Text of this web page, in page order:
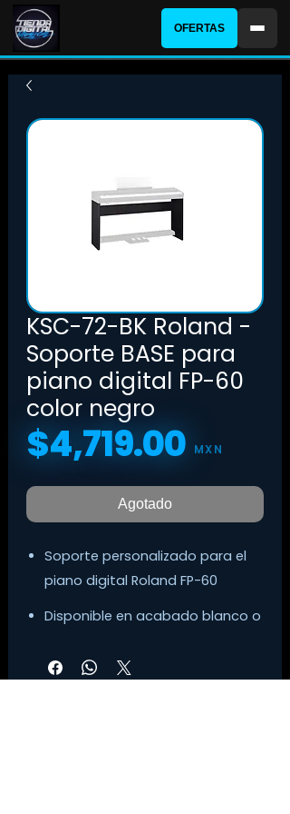
OFERTAS
KSC-72-BK Roland -
Soporte BASE para
piano digital FP-60
color negro
$4,719.00 MXN
Agotado
Soporte personalizado para el
piano digital Roland FP-60
Disponible en acabado blanco o